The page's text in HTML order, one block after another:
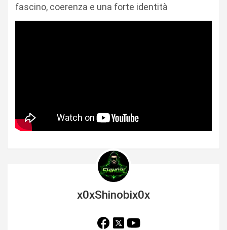
fascino, coerenza e una forte identità
x0xShinobix0x